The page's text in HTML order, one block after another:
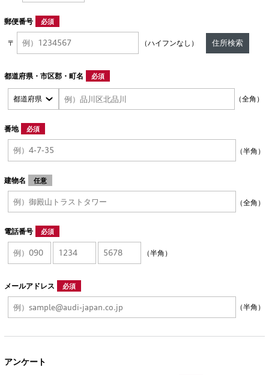
郵便番号 必須
〒 （ハイフンなし） 住所検索
都道府県・市区郡・町名 必須
（全角）
番地 必須
（半角）
建物名 任意
（全角）
電話番号 必須
（半角）
メールアドレス 必須
（半角）
アンケート